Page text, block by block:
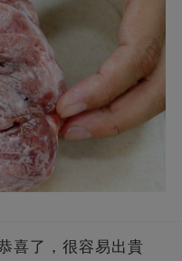
喜了，很容易出貴